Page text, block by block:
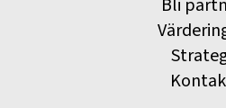
Bli